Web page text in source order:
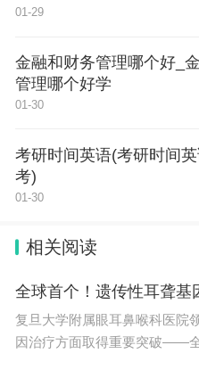
24 天津渤海职业技术学院 382
天津中医药大学预
线为563分,对应的录取位
hinese Medicine），简称
天津市三方共建高校，是
学人文素质教指委主任委
01-29
金融和财务管理哪个好_
管理哪个好学
01-30
考研时间英语(考研时间
考)
01-30
相关阅读
全球首个！遗传性耳聋基
复旦大学附属眼耳鼻喉科医院
因治疗方面取得重要突破——